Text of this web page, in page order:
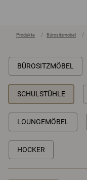
Produkte Bürositzmöbel
BÜROSITZMÖBEL
SCHULSTÜHLE
LOUNGEMÖBEL
HOCKER